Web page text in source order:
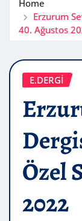
Home
Erzurum
40. Ağustos
E.DERGİ
Özel
2022